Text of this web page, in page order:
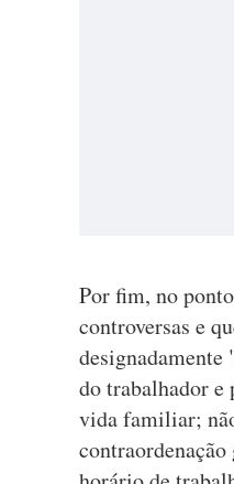
Por fim, no
controversas e
designadamente
do trabalhador
vida familiar;